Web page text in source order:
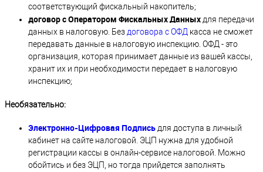
соответствующий фискальный накопитель;
договор с Оператором Фискальных Данных для передачи
данных в налоговую. Без договора с ОФД касса не сможет
передавать данные в налоговую инспекцию. ОФД - это
организация, которая принимает данные из вашей кассы,
хранит их и при необходимости передает в налоговую
инспекцию;
Необязательно:
Электронно-Цифровая Подписьдля доступа в личный
кабинет на сайте налоговой. ЭЦП нужна для удобной
регистрации кассы в онлайн-сервисе налоговой. Можно
обойтись и без ЭЦП, но тогда прийдется заполнять